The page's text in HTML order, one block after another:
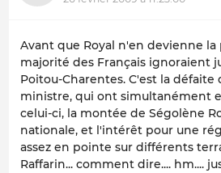
Avant que Royal n'en devienne la
majorité des Français ignoraient
Poitou-Charentes. C'est la défaite
ministre, qui ont simultanément
celui-ci, la montée de Ségolène
nationale, et l'intérêt pour une
assez en pointe sur différents
Raffarin... comment dire.... hm....